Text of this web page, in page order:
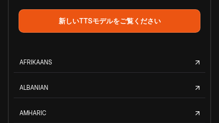
新しいTTSモデルをご覧ください
AFRIKAANS
ALBANIAN
AMHARIC